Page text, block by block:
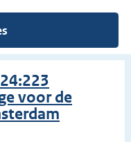
voor de